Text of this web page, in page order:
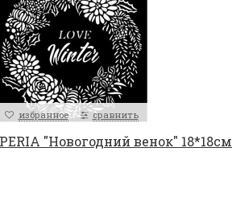
избранное сравнить
"Новогодний венок"